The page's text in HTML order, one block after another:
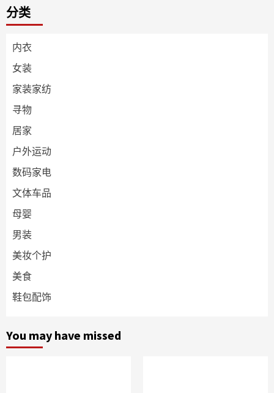
分类
内衣
女装
家装家纺
寻物
居家
户外运动
数码家电
文体车品
母婴
男装
美妆个护
美食
鞋包配饰
You may have missed